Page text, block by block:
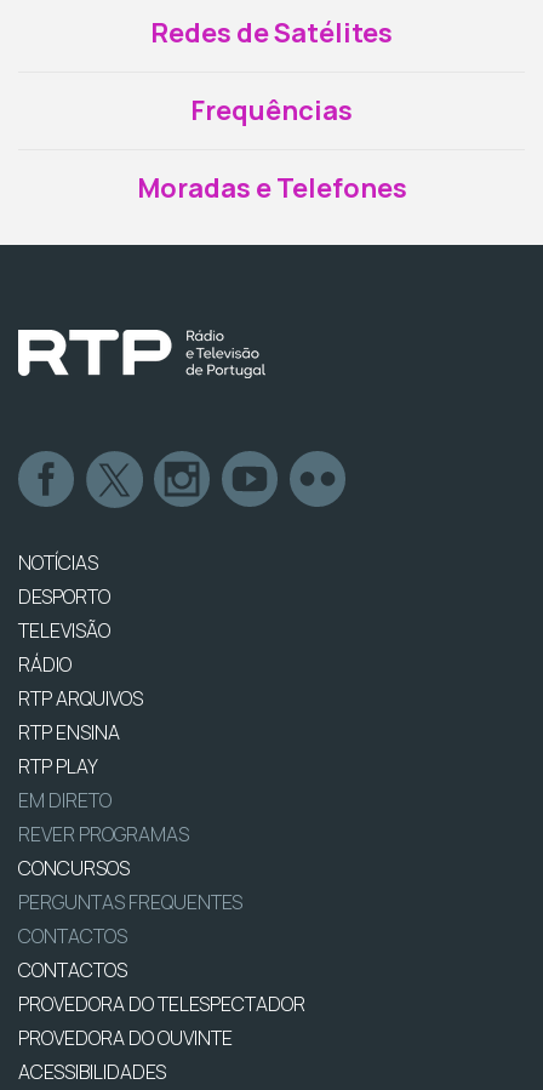
Redes de Satélites
Frequências
Moradas e Telefones
NOTÍCIAS
DESPORTO
TELEVISÃO
RÁDIO
RTP ARQUIVOS
RTP ENSINA
RTP PLAY
EM DIRETO
REVER PROGRAMAS
CONCURSOS
PERGUNTAS FREQUENTES
CONTACTOS
CONTACTOS
PROVEDORA DO TELESPECTADOR
PROVEDORA DO OUVINTE
ACESSIBILIDADES